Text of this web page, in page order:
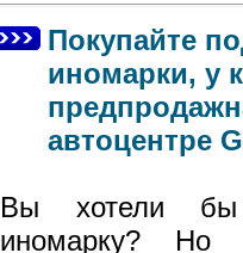
Покупайте
иномарки, у
автоцентре
Вы хотели бы
иномарку?